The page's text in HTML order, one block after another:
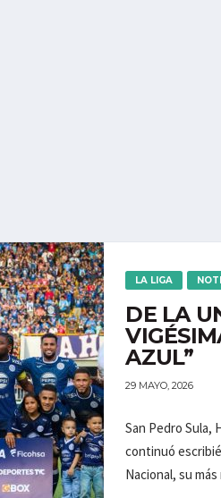
LA LIGA
DE LA
AZUL”
29 MAYO, 2026
San Pedro Sula,
continuó
Nacional, su